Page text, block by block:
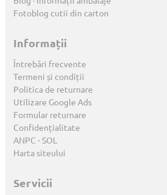
Fotoblog cutii din carton
Informații
Întrebări frecvente
Termeni și condiții
Politica de returnare
Utilizare Google Ads
Formular returnare
Confidențialitate
ANPC -SOL
Harta siteului
Servicii